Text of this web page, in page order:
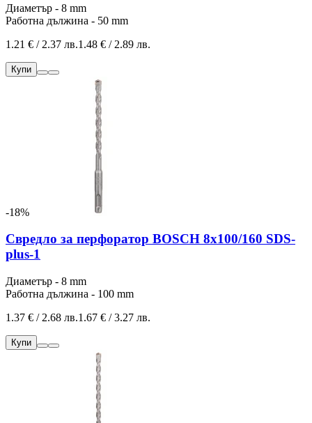
Диаметър - 8 mm
Работна дължина - 50 mm
1.21 € / 2.37 лв.1.48 € / 2.89 лв.
Купи
-18%
Свредло за перфоратор BOSCH 8x100/160 SDS-
plus-1
Диаметър - 8 mm
Работна дължина - 100 mm
1.37 € / 2.68 лв.1.67 € / 3.27 лв.
Купи